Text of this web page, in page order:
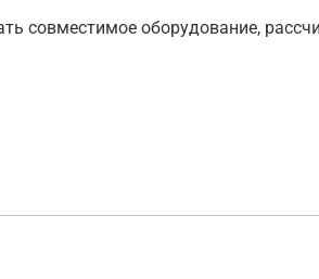
совместимое оборудование,